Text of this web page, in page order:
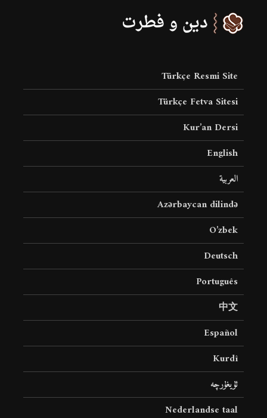
Türkçe Resmi Site
Türkçe Fetva Sitesi
Kur’an Dersi
English
العربية
Azərbaycan dilində
O’zbek
Deutsch
Português
中文
Español
Kurdî
ئۇيغۇرچە
Nederlandse taal